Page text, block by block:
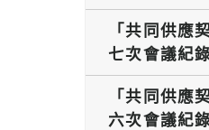
「共同供應
七次會議紀
「共同供應
六次會議紀